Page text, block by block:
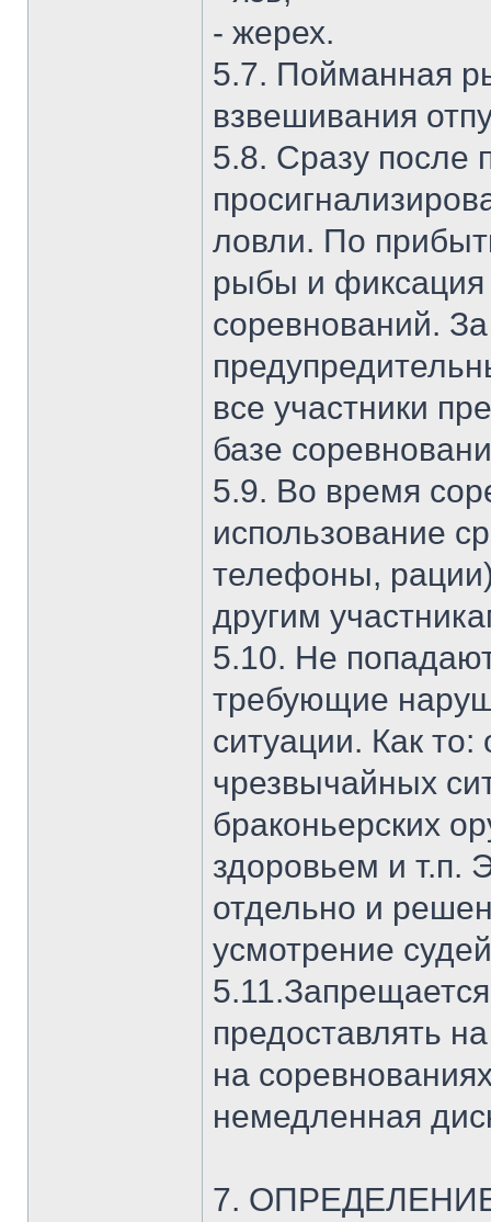
- жерех.
5.7. Пойманная
взвешивания
5.8. Сразу после
ловли. По
рыбы и фиксация
соревнований.
все участники
базе
5.9. Во время
использование
телефоны,
другим
5.10. Не
требующие
ситуации. Как
чрезвычайных
браконьерских
здоровьем и т.п.
отдельно и
усмотрение
предоставлять
на
немедленная
7.